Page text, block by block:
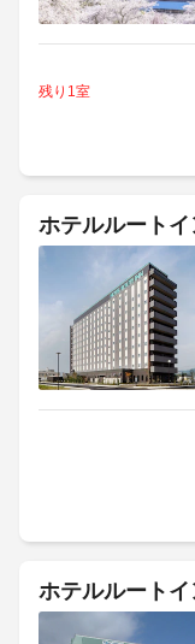
残り1室
ホテルルート
ホテルルート